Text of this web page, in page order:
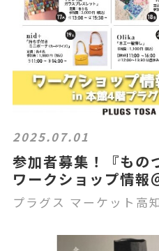
2025.07.01
参加者募集！『もの
ワークショップ情報
プラグス マーケット高